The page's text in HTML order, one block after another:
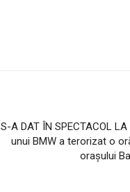
S-A DAT ÎN SPECTACOL
unui BMW a terorizat o
orașului